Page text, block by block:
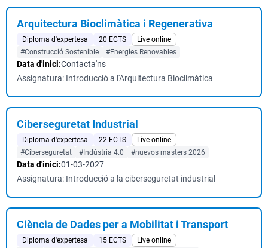
Arquitectura Bioclimàtica i Regenerativa
Diploma d'expertesa 20 ECTS
Live online
#Construcció Sostenible
#Energies Renovables
Data d'inici:Contacta'ns
Assignatura: Introducció a l'Arquitectura Bioclimàtica
Ciberseguretat Industrial
Diploma d'expertesa 22 ECTS
Live online
#Ciberseguretat
#Indústria 4.0 #nuevos masters 2026
Data d'inici:01-03-2027
Assignatura: Introducció a la ciberseguretat industrial
Ciència de Dades per a Mobilitat i Transport
Diploma d'expertesa 15 ECTS
Live online